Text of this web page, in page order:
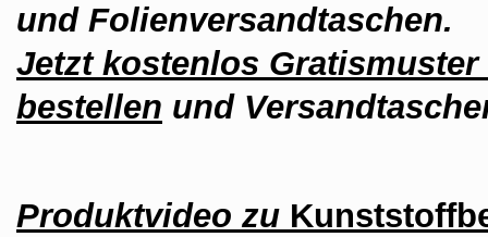
und Folienversandtaschen.
Jetzt kostenlos
bestellen und
Produktvideo zu